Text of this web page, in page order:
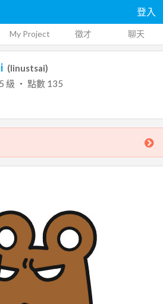
登入
My Project 徵才 聊天
(linustsai)
5 級 ‧ 點數 135